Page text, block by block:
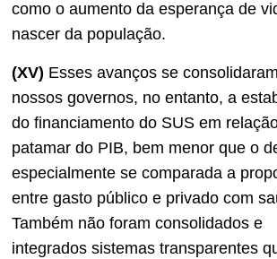
como o aumento da esperança de
nascer da população.
(XV) Esses avanços se
nossos governos, no entanto, a
do financiamento do SUS em
patamar do PIB, bem menor que o
especialmente se comparada a
entre gasto público e privado com
Também não foram consolidados e
integrados sistemas transparentes